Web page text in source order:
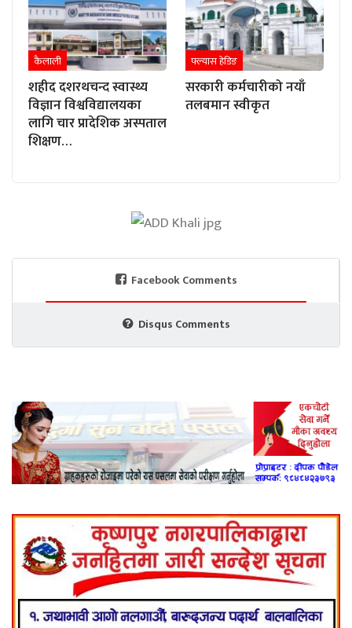
कैलाली
शहीद दशरथचन्द स्वास्थ्य
विज्ञान विश्वविद्यालयका
लागि चार प्रादेशिक अस्पताल
शिक्षण…
फ्ल्यास हेडिङ
सरकारी कर्मचारीको नयाँ
तलबमान स्वीकृत
Facebook Comments
Disqus Comments